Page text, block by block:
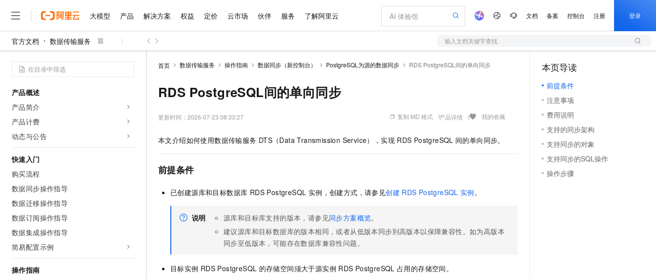
大模型 产品 解决方案 权益 定价 云市场 伙伴 服务 了解阿里云 文档 备案 控制台 注册 登录
官方文档 数据传输服务 输入文档关键字查找
产品概述
产品简介
产品计费
动态与公告
快速入门
购买流程
数据同步操作指导
数据迁移操作指导
数据订阅操作指导
数据集成操作指导
简易配置示例
操作指南
首页 数据传输服务 操作指南 数据同步（新控制台） PostgreSQL为源的数据同步 RDS PostgreSQL间的单向同步
RDS PostgreSQL间的单向同步
更新时间： 2026-07-23 08:33:27 复制 MD 格式 产品详情 我的收藏
本文介绍如何使用数据传输服务 DTS（Data Transmission Service），实现 RDS PostgreSQL 间的单向同步。
前提条件
已创建源库和目标数据库 RDS PostgreSQL 实例，创建方式，请参见创建 RDS PostgreSQL 实例。
说明 源库和目标库支持的版本，请参见同步方案概览。
建议源库和目标数据库的版本相同，或者从低版本同步到高版本以保障兼容性。如为高版本
同步至低版本，可能存在数据库兼容性问题。
目标实例 RDS PostgreSQL 的存储空间须大于源实例 RDS PostgreSQL 占用的存储空间。
本页导读
前提条件
注意事项
费用说明
支持的同步架构
支持同步的对象
支持同步的SQL操作
操作步骤
大模型
千问AI平台 大模型服务平台百炼
能看、能想、能动手的多模态智能体模型
Qwen3-VL-Plus
视觉 Coding、空间感知、多模态思考等全面升级
旗舰 MoE 大模型，百万上下文与顶尖推理能力
1M上下文，专为长程任务能力而生
图生视频，流畅自然，细节丰富
语音识别与合成
Qwen3-TTS-Flash
产品
精选产品
容器
存储
网络与CDN
安全
中间件
数据库
精选产品
多元化、高性能、安全可靠的大模型服务
无影云电脑
随时随地安全接入的云上超级电脑
云解析DNS
云原生大数据计算服务 MaxCompute
面向分析的企业级SaaS模式云数据仓库
提供智能易用的域名与建站服务
人工智能平台 PAI
一站式AI开发、训练和推理服务
容器服务 Kubernetes 版 ACK
全托管，含MySQL、PostgreSQL、SQL Server、MariaDB多引擎
Qoder
面向真实软件的智能体编程平台
云防火墙
轻量应用服务器
数字证书管理服务（原SSL证书）
实现全站HTTPS，呈现可信的WEB访问
短信服务
大数据开发治理平台 DataWorks
解决方案
精选解决方案
大数据
现代化应用
安全
网络
可观测
上云与迁云
精选解决方案
HappyHorse 打造一站式影视创作平台
可视化编排打通从文字构思到成片全链路闭环
快速拥有专属 OpenClaw
上传文档即自动完成翻译和格式还原
Hermes Agent，打造自进化智能体
自主进化，持久记忆，越用越聪明
轻松解锁专属 DeepSeek-V4-Pro
5 分钟轻松部署专属 QwenPaw HOT
从聊天伙伴进化为能主动干活的本地数字员工
一句话生成原生可编辑精美 PPT 文稿
输入一句话想法, 轻松生成专业的 PPT
一键部署幻兽帕鲁游戏服务器
一键购买专属联机服务器，轻松开启游戏
漫剧工坊：一站式动画创作平台
快速生产连贯的高质量长漫剧
10 分钟搭建微信、支付宝小程序
高效部署网站，快速应用到小程序
权益 普惠上云
推荐新用户得奖励，单订单最高返9万
云工开物
高校专属算力普惠，学生认证享300元代金券
免费试用
解决方案免费试用 新老同享
最高领取价值200元试用点，立即开启云上创新
1亿+ 大模型 tokens 和 30+ 款产品免费体验
140+云产品 免费试用
产品新客免费试用，最长12个月
AI 特惠
至高享 1亿+免费 tokens，加速 Al 应用落地
Token Plan 模型订阅计划
Qwen3.8-Max 首发尝鲜，限时加量 10 倍，夜间低至2折
万小智 AI 建站低至 15元/月
Night Plan 支持 Qwen 3.8-Max
夜间 5 折，Qwen/Meoo/TokenPlan 客户专享
AI 场景体验
从图文生成到视频创作，一键激活电商全链路生产力
AI 广告创作
图文、视频一站生成，高效打造优质广告素材
AI 短剧/漫剧
AI 办公
AI智能应用，一键激活高效办公新体验
自动承接线索、识别商机，让客服更高效、服务更出色。
AI 活动
AI 生产力先锋
先锋实践拓展 AI 生产力的边界
飞天发布时刻
所见，即是所愿
AI 实训营
从基础到进阶，Agent 创客手把手教你
创新加速
定价 产品定价
了解云产品的定价详情
云上成本管理
管理和优化成本
价格计算器
自助选配和估算价格
价格优势
配置报价器
阿里云 OPC 创新助力计划
Token 补贴，五大权
益加速 OPC 成功
云市场 精选商城
多端小程序
观测云
Tuya 物联网平台阿里云版
电子合同
数据与 API
手机三要素
OCR 文字识别
快递物流查询
企业应用
ERP
CRM
基础软件
JAVA
WordPress
Red Hat
专业服务
公司注册
上云迁移
代维服务
伙伴 成为销售伙伴
咨询伙伴
销售伙伴合作计划
无影生态合作计划
Consulting Partner 合作计划
成为产品伙伴
产品生态伙伴
产品伙伴合作计划
云网络合作计划
成为服务伙伴
服务伙伴合作计划
Al MaaS 服务伙伴赋能合作
伙伴信用分合作计划
更多支持
合作伙伴培训与认证
查询合作伙伴
登录合作伙伴管理后台
服务 售前咨询
自助服务
在线服务
短信专区
企业增值服务
专家技术服务
企业成长
阿里云认证
信息公告
开发者社区
镜像站
我要反馈
我要建议
了解阿里云 为什么选择阿里云
技术领先
分析师报告
研究报告与白皮书
天池大赛
AI 算法大赛
最佳实践
云上奥运之旅
看见新力量
市场活动 加入我们
校园招聘